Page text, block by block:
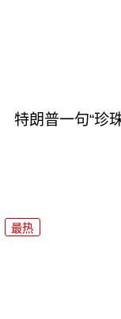
特朗普一句“珍
最热